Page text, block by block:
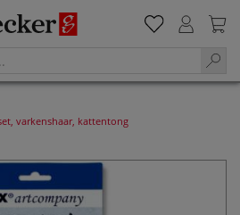
varkenshaar, kattentong